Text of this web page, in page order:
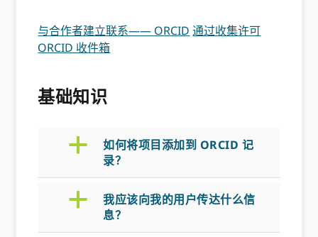
与合作者建立联系—— ORCID 通过收集许可
ORCID 收件箱
基础知识
a
如何将项目添加到 ORCID 记
录？
a
我应该向我的用户传达什么信
息？